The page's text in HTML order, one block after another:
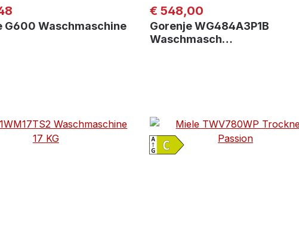
Preis:
G600 Waschmaschine
Regulärer Preis:
€ 548,00
Gorenje WG484A3P1B
Waschmasch…